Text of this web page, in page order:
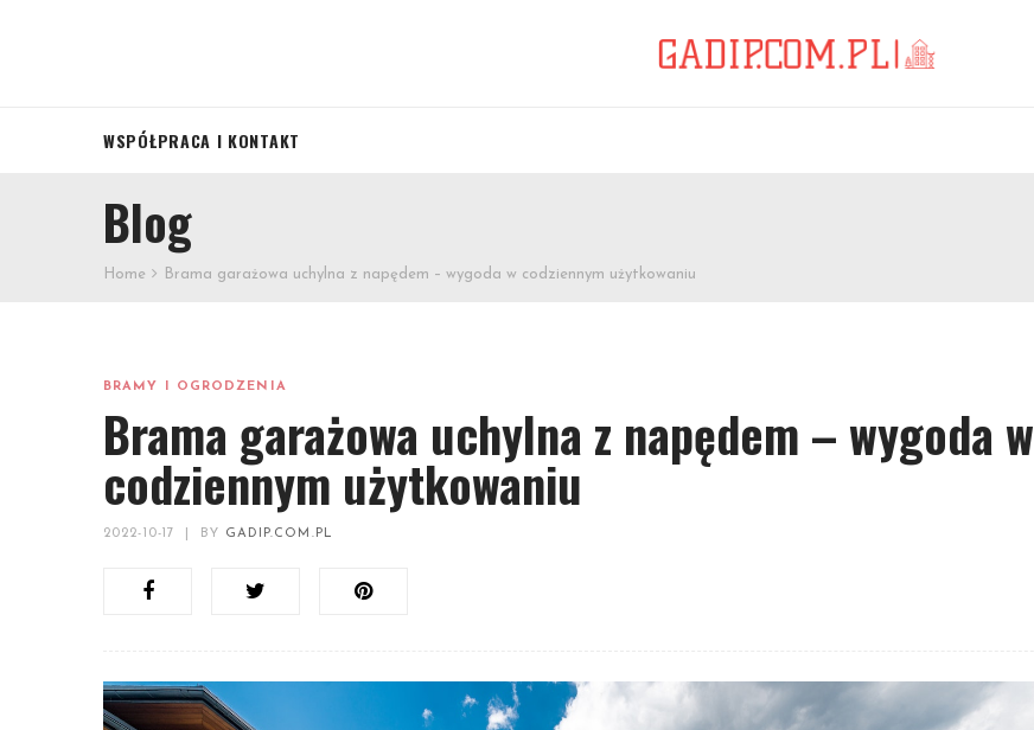
WSPÓŁPRACA I KONTAKT
Blog
Home Brama garażowa uchylna z napędem – wygoda w codziennym użytkowaniu
BRAMY I OGRODZENIA
Brama garażowa uchylna z napędem – wygoda w
codziennym użytkowaniu
2022-10-17 BY GADIP.COM.PL